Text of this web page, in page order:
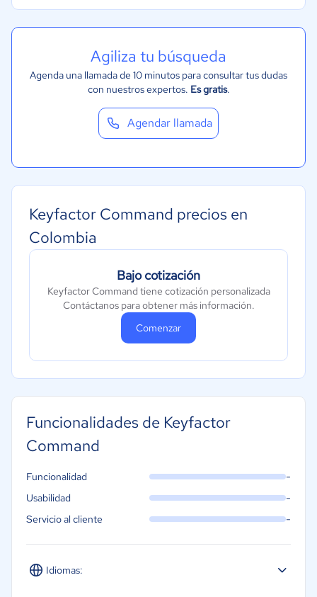
Agiliza tu búsqueda
Agenda una llamada de 10 minutos para consultar tus dudas
con nuestros expertos. Es gratis.
Agendar llamada
Keyfactor Command precios en
Colombia
Bajo cotización
Keyfactor Command tiene cotización personalizada
Contáctanos para obtener más información.
Comenzar
Funcionalidades de Keyfactor
Command
Idiomas:
Funcionalidad -
Usabilidad -
Servicio al cliente -